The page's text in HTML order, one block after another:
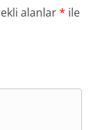
alanlar* ile